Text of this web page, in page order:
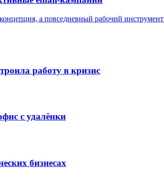
а повседневный рабочий инструмент
работу в кризис
с удалёнки
бизнесах